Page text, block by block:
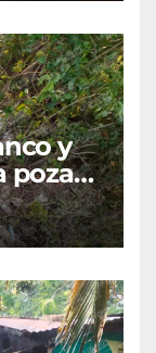
y
poza
sale